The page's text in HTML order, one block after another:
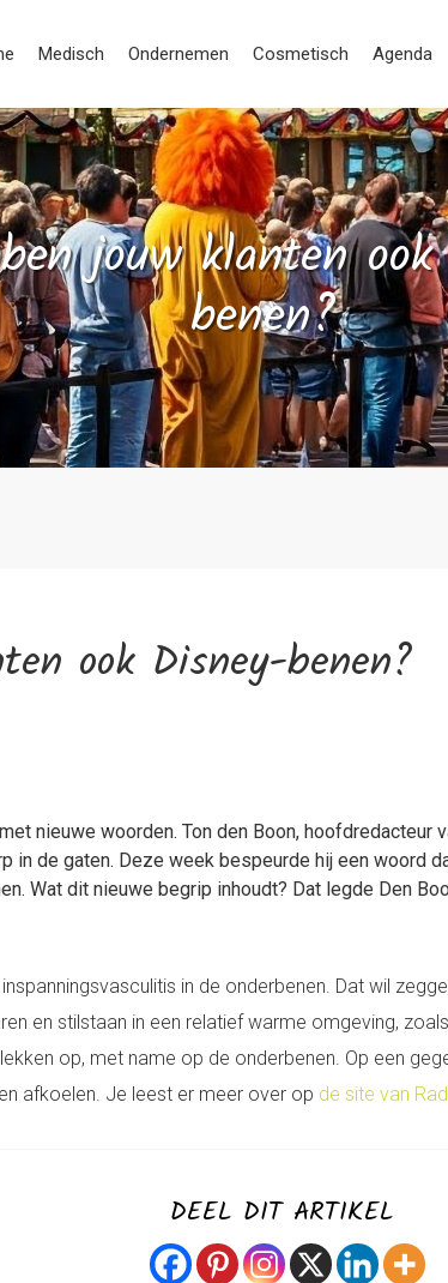
Medisch Ondernemen Cosmetisch Agenda
jouw klanten
benen?
ook Disney-benen?
nieuwe woorden. Ton den Boon, hoofdredacteur
in de gaten. Deze week bespeurde hij een woord
Wat dit nieuwe begrip inhoudt? Dat legde Den
inspanningsvasculitis in de onderbenen. Dat wil
en stilstaan in een relatief warme omgeving,
op, met name op de onderbenen. Op een
afkoelen. Je leest er meer over op de site van
DEEL DIT ARTIKEL